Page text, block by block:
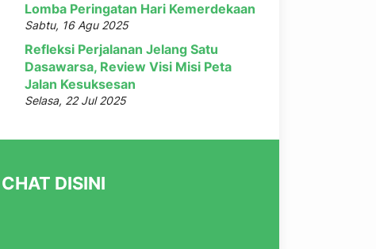
Lomba Peringatan Hari Kemerdekaan
Sabtu, 16 Agu 2025
Refleksi Perjalanan Jelang Satu
Dasawarsa, Review Visi Misi Peta
Jalan Kesuksesan
Selasa, 22 Jul 2025
CHAT DISINI